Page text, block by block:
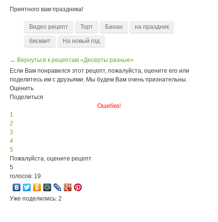
Приятного вам праздника!
Видео рецепт Торт Банан на праздник
бисквит На новый год
← Вернуться к рецептам «Десерты разные»
Если Вам понравился этот рецепт, пожалуйста, оцените его или
поделитесь им с друзьями. Мы будем Вам очень признательны.
Оценить
Поделиться
Ошибка!
1
2
3
4
5
Пожалуйста, оцените рецепт
5
голосов: 19
Уже поделились: 2